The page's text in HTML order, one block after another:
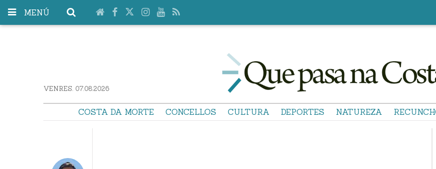
MENÚ
VENRES. 07.08.2026
COSTA DA MORTE CONCELLOS CULTURA DEPORTES NATUREZA